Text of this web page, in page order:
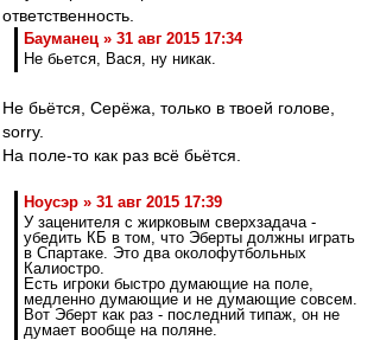
ответственность.
Бауманец » 31 авг 2015 17:34
Не бьется, Вася, ну никак.
Не бьётся, Серёжа, только в твоей голове,
sorry.
На поле-то как раз всё бьётся.
Ноусэр » 31 авг 2015 17:39
У заценителя с жирковым сверхзадача -
убедить КБ в том, что Эберты должны играть
в Спартаке. Это два околофутбольных
Калиостро.
Есть игроки быстро думающие на поле,
медленно думающие и не думающие совсем.
Вот Эберт как раз - последний типаж, он не
думает вообще на поляне.